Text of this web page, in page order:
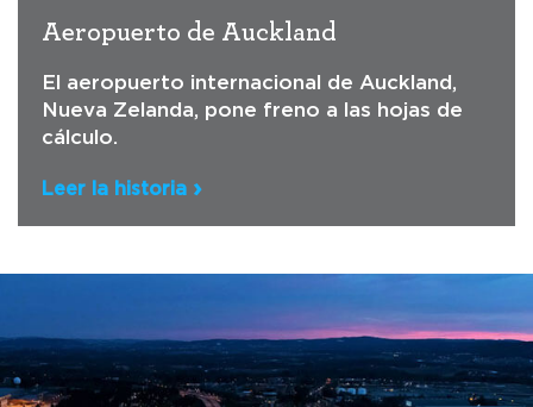
Aeropuerto de Auckland
El aeropuerto internacional de Auckland,
Nueva Zelanda, pone freno a las hojas de
cálculo.
Leer la historia